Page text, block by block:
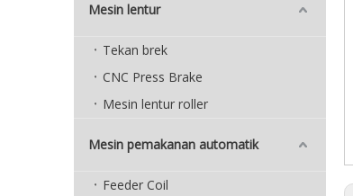
Mesin lentur
Tekan brek
CNC Press Brake
Mesin lentur roller
Mesin pemakanan automatik
Feeder Coil